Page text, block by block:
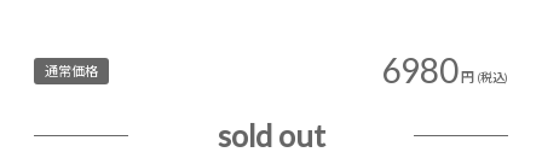
通常価格 6980円 (税込)
sold out